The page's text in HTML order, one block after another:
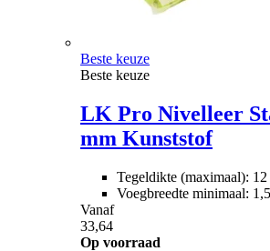
Beste keuze
Beste keuze
LK Pro Nivelleer
mm Kunststof
Tegeldikte (maximaal):
Voegbreedte minimaal:
Vanaf
33,64
Op voorraad